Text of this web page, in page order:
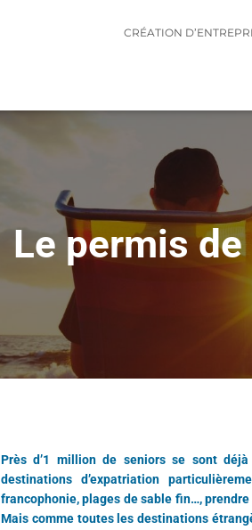
CRÉATION
Le permis
Près d’1 million de seniors se sont
destinations d’expatriation
francophonie, plages de sable fin…,
Mais comme toutes les destinations